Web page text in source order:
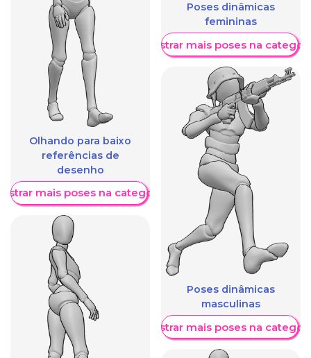
Olhando para baixo
referências de
desenho
mais poses na categoria
Poses dinâmicas
femininas
Mostrar mais poses na
Poses dinâmicas
masculinas
Mostrar mais poses na